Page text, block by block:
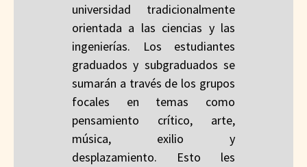
universidad tradicionalmente
orientada a las ciencias y las
ingenierías. Los estudiantes
graduados y subgraduados se
sumarán a través de los grupos
focales en temas como
pensamiento crítico, arte,
música, exilio y
desplazamiento. Esto les